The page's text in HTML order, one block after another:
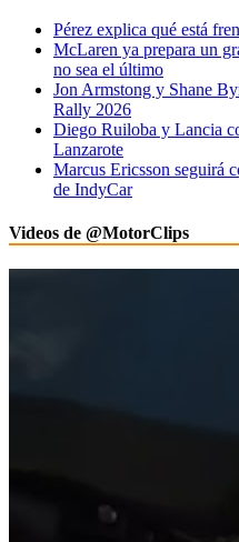
Pérez explica qué está
McLaren ya prepara un
no sea el último
Jon Armstong y Shane
Rally 2026
Diego Ruiloba y Lancia
Lanzarote
Marcus Ericsson seguirá
de IndyCar
Videos de @MotorClips